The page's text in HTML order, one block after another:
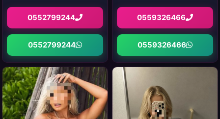
0559326466
0559326466
0552799244
0552799244